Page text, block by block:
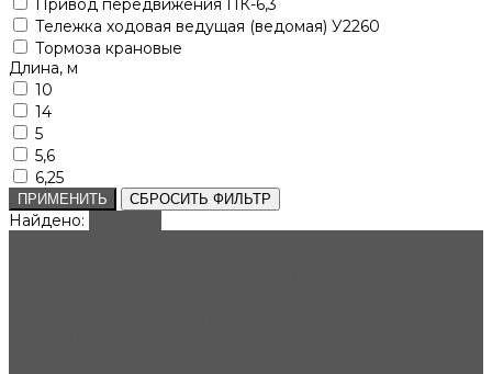
Привод передвижения ПК-6,3
Тележка ходовая ведущая (ведомая) У2260
Тормоза крановые
Длина, м
10
14
5
5,6
6,25
ПРИМЕНИТЬ СБРОСИТЬ ФИЛЬТР
Найдено: